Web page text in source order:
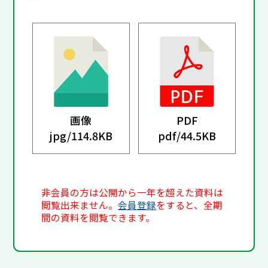
画像
jpg/114.8KB
PDF
pdf/44.5KB
非会員の方は公開から一年を超えた資料は
閲覧出来ません。会員登録をすると、全期
間の資料を閲覧できます。